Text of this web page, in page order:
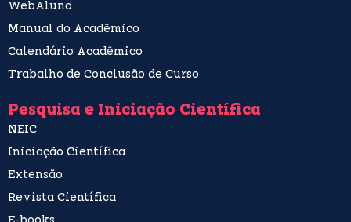
WebAluno
Manual do Acadêmico
Calendário Acadêmico
Trabalho de Conclusão de Curso
Pesquisa e Iniciação Científica
NEIC
Iniciação Científica
Extensão
Revista Científica